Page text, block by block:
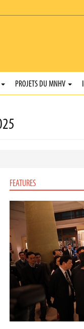
PROJETS DU MNHV
FEATURES